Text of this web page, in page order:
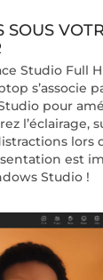
SOUS
Studio Full
s’associe
pour
l’éclairage,
lors
est
Studio !